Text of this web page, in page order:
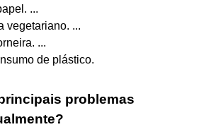
...
vegetariano. ...
...
de plástico.
problemas